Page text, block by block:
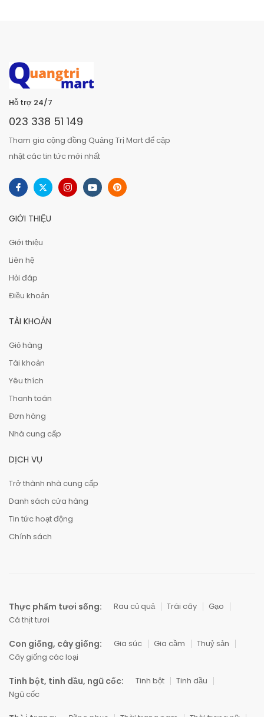
Hỗ trợ 24/7
023 338 51 149
Tham gia cộng đồng Quảng Trị Mart để cập
nhật các tin tức mới nhất
GIỚI THIỆU
Giới thiệu
Liên hệ
Hỏi đáp
Điều khoản
TÀI KHOẢN
Giỏ hàng
Tài khoản
Yêu thích
Thanh toán
Đơn hàng
Nhà cung cấp
DỊCH VỤ
Trở thành nhà cung cấp
Danh sách cửa hàng
Tin tức hoạt động
Chính sách
Thực phẩm tươi sống: Rau củ quả Trái cây
Gạo
Cá thịt tươi
Con giống, cây giống: Gia súc Gia cầm
Thuỷ sản
Cây giống các loại
Tinh bột, tinh dầu, ngũ cốc: Tinh bột
Tinh dầu
Ngũ cốc